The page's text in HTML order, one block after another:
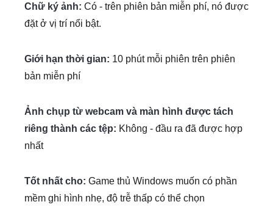
Chữ ký ảnh: Có - trên phiên bản miễn phí, nó được
đặt ở vị trí nổi bật.
Giới hạn thời gian: 10 phút mỗi phiên trên phiên
bản miễn phí
Ảnh chụp từ webcam và màn hình được tách
riêng thành các tệp: Không - đầu ra đã được hợp
nhất
Tốt nhất cho: Game thủ Windows muốn có phần
mềm ghi hình nhẹ, độ trễ thấp có thể chọn